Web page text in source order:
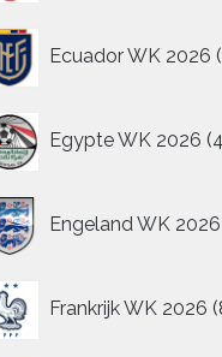
Ecuador WK 2026
Egypte WK 2026 4
Engeland WK 2026
Frankrijk WK 2026